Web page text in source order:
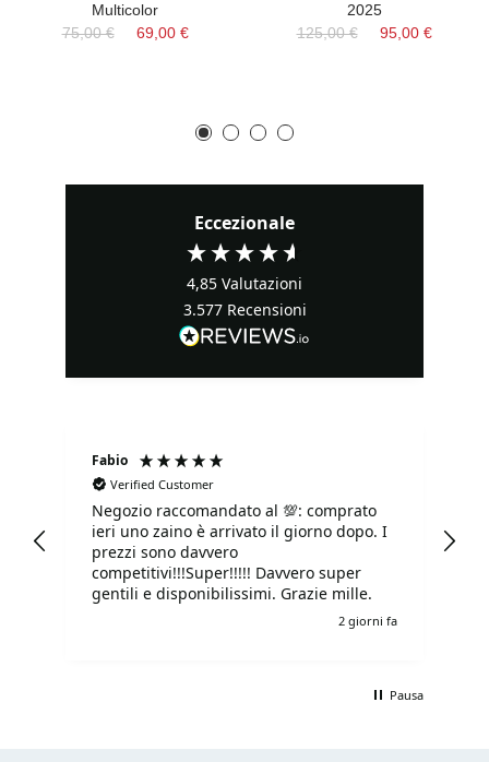
Multicolor
75,00 €
69,00 €
2025
125,00 €
95,00 €
Eccezionale
4,85 Valutazioni
3.577 Recensioni
Fabio
Verified Customer
Negozio raccomandato al 💯: comprato
ieri uno zaino è arrivato il giorno dopo. I
prezzi sono davvero
competitivi!!!Super!!!!! Davvero super
gentili e disponibilissimi. Grazie mille.
2 giorni fa
Pausa